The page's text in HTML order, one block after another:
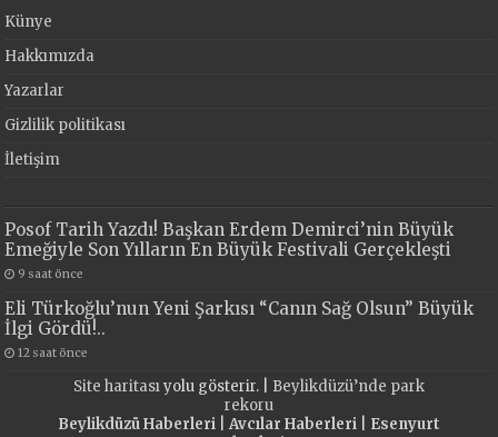
Künye
Hakkımızda
Yazarlar
Gizlilik politikası
İletişim
Posof Tarih Yazdı! Başkan Erdem Demirci’nin Büyük
Emeğiyle Son Yılların En Büyük Festivali Gerçekleşti
9 saat önce
Eli Türkoğlu’nun Yeni Şarkısı “Canın Sağ Olsun” Büyük
İlgi Gördü!..
12 saat önce
Site haritasıyolu gösterir. | Beylikdüzü’nde park
rekoru
Beylikdüzü Haberleri| Avcılar Haberleri| Esenyurt